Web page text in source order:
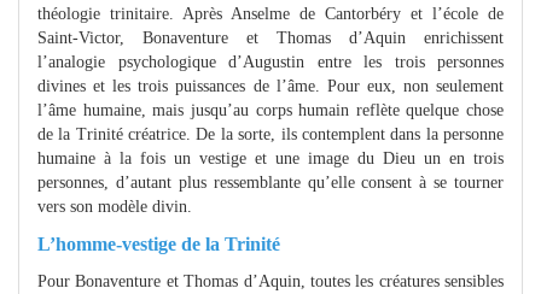
théologie trinitaire. Après Anselme de Cantorbéry et l’école de
Saint-Victor, Bonaventure et Thomas d’Aquin enrichissent
l’analogie psychologique d’Augustin entre les trois personnes
divines et les trois puissances de l’âme. Pour eux, non seulement
l’âme humaine, mais jusqu’au corps humain reflète quelque chose
de la Trinité créatrice. De la sorte, ils contemplent dans la personne
humaine à la fois un vestige et une image du Dieu un en trois
personnes, d’autant plus ressemblante qu’elle consent à se tourner
vers son modèle divin.
L’homme-vestige de la Trinité
Pour Bonaventure et Thomas d’Aquin, toutes les créatures sensibles